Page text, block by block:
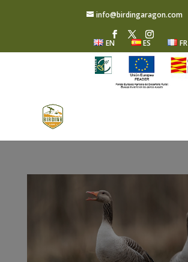
info@birdingaragon.com
EN ES FR